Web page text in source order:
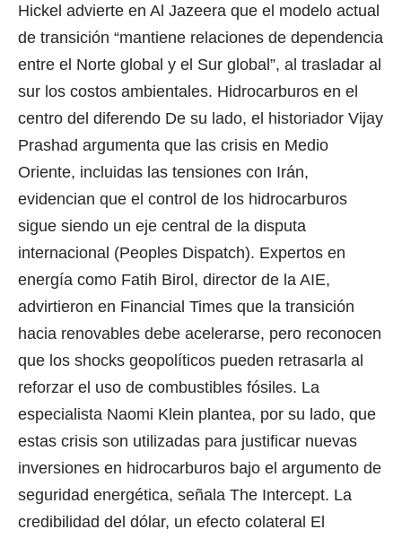
Hickel advierte en Al Jazeera que el modelo actual
de transición “mantiene relaciones de dependencia
entre el Norte global y el Sur global”, al trasladar al
sur los costos ambientales. Hidrocarburos en el
centro del diferendo De su lado, el historiador Vijay
Prashad argumenta que las crisis en Medio
Oriente, incluidas las tensiones con Irán,
evidencian que el control de los hidrocarburos
sigue siendo un eje central de la disputa
internacional (Peoples Dispatch). Expertos en
energía como Fatih Birol, director de la AIE,
advirtieron en Financial Times que la transición
hacia renovables debe acelerarse, pero reconocen
que los shocks geopolíticos pueden retrasarla al
reforzar el uso de combustibles fósiles. La
especialista Naomi Klein plantea, por su lado, que
estas crisis son utilizadas para justificar nuevas
inversiones en hidrocarburos bajo el argumento de
seguridad energética, señala The Intercept. La
credibilidad del dólar, un efecto colateral El